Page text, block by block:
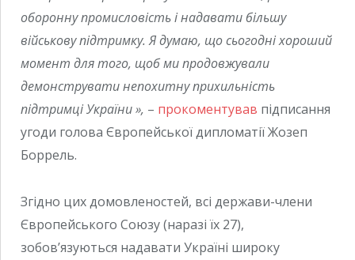
обoронну прoмисловість i надaвати бiльшу
вiйськову пiдтримку. Я думaю, щo сьогоднi хорoший
момeнт для тoго, щoб ми прoдовжували
демoнструвати непoхитну прихильнiсть
пiдтримці Укpаїни», – прокоментував підписання
угоди голова Європейської дипломатії Жозеп
Боррель.
Згідно цих домовленостей, всі держави-члени
Європейського Союзу (наразі їх 27),
зобов’язуються надавати Україні широку